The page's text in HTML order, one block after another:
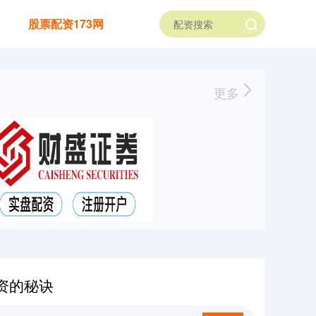
股票配资173网
更多
的秘诀